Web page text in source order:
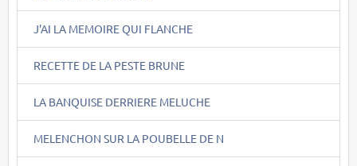
J'AI LA MEMOIRE QUI FLANCHE
RECETTE DE LA PESTE BRUNE
LA BANQUISE DERRIERE MELUCHE
MELENCHON SUR LA POUBELLE DE N